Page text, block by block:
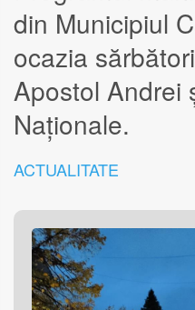
din Municipiul
ocazia
Apostol Andrei
Naționale.
ACTUALITATE